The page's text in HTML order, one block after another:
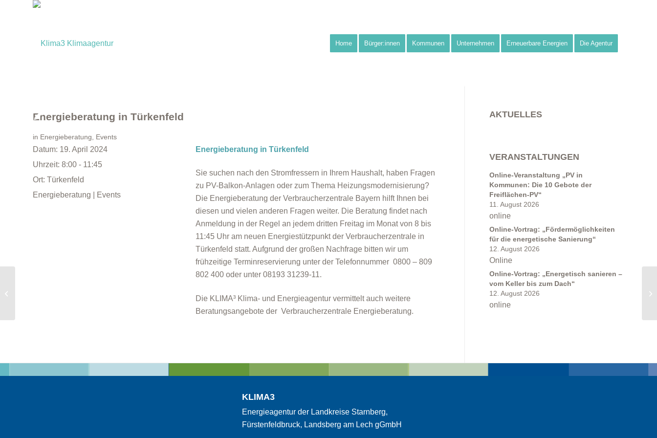
Home Bürger:innen Kommunen Unternehmen Erneuerbare Energien Die Agentur
Energieberatung in Türkenfeld
in Energieberatung Events
Datum: 19. April 2024
Uhrzeit: 8:00 - 11:45
Ort: Türkenfeld
Energieberatung | Events
Energieberatung in Türkenfeld
Sie suchen nach den Stromfressern in Ihrem Haushalt, haben Fragen
zu PV-Balkon-Anlagen oder zum Thema Heizungsmodernisierung?
Die Energieberatung der Verbraucherzentrale Bayern hilft Ihnen bei
diesen und vielen anderen Fragen weiter. Die Beratung findet nach
Anmeldung in der Regel an jedem dritten Freitag im Monat von 8 bis
11:45 Uhr am neuen Energiestützpunkt der Verbraucherzentrale in
Türkenfeld statt. Aufgrund der großen Nachfrage bitten wir um
frühzeitige Terminreservierung unter der Telefonnummer 0800 – 809
802 400 oder unter 08193 31239-11.
Die KLIMA³ Klima- und Energieagentur vermittelt auch weitere
Beratungsangebote der Verbraucherzentrale Energieberatung.
AKTUELLES
VERANSTALTUNGEN
Online-Veranstaltung „PV in
Kommunen: Die 10 Gebote der
Freiflächen-PV“
11. August 2026
online
Online-Vortrag: „Fördermöglichkeiten
für die energetische Sanierung“
12. August 2026
Online
Online-Vortrag: „Energetisch sanieren –
vom Keller bis zum Dach“
12. August 2026
online
KLIMA3
Energieagentur der Landkreise Starnberg,
Fürstenfeldbruck, Landsberg am Lech gGmbH